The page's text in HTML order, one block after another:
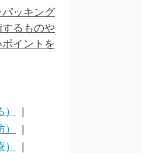
ッキング
るものや
イントを